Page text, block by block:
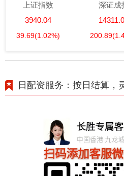
上证指数
3940.04
39.69(1.02%)
深证成
200.89
日配资服务：按日结算，